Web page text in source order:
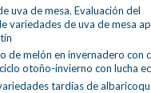
uva de mesa. Evaluación del
variedades de uva de mesa
de melón en invernadero con
otoño-invierno con lucha
tardías de